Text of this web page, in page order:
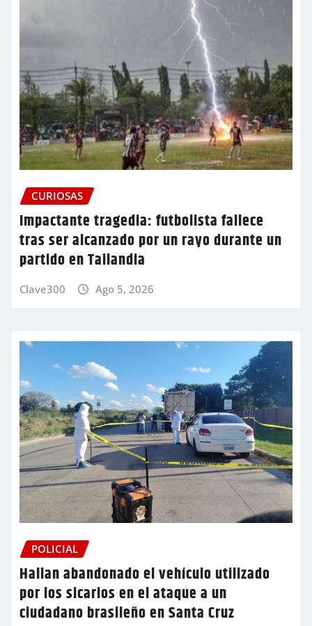
CURIOSAS
Impactante tragedia: futbolista fallece
tras ser alcanzado por un rayo durante un
partido en Tailandia
Clave300 Ago 5, 2026
POLICIAL
Hallan abandonado el vehículo utilizado
por los sicarios en el ataque a un
ciudadano brasileño en Santa Cruz